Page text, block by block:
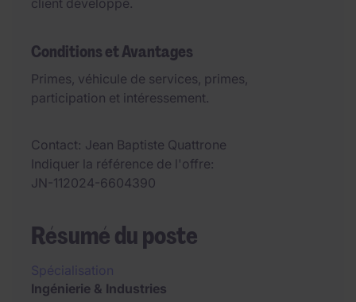
client développé.
Conditions et Avantages
Primes, véhicule de services, primes,
participation et intéressement.
Contact Jean Baptiste Quattrone
Indiquer la référence de l'offre
JN-112024-6604390
Résumé du poste
Ingénierie & Industries